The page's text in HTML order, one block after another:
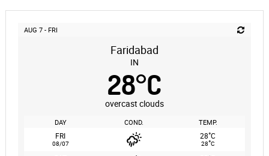
AUG 7 - FRI
Faridabad
IN
28°C
overcast clouds
DAY COND. TEMP.
FRI
08/07
28°C
28°C